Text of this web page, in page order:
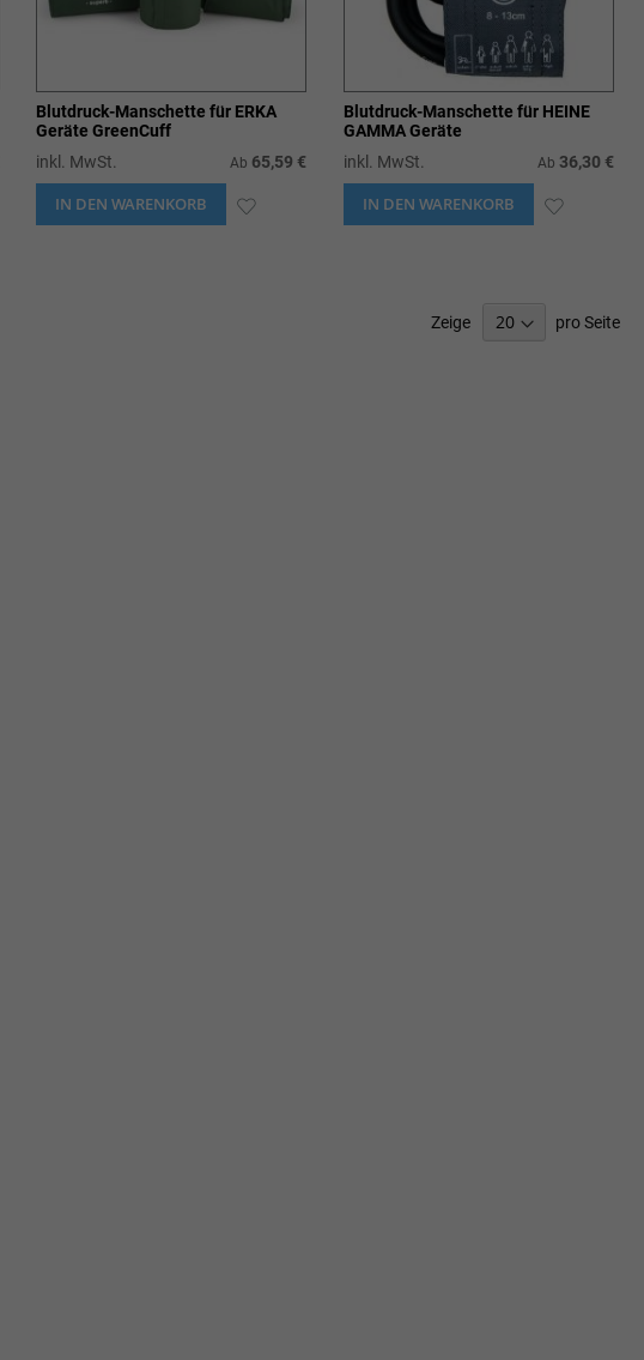
Blutdruck-Manschette für ERKA
Geräte GreenCuff
inkl. MwSt.
Ab 65,59 €
IN DEN WARENKORB
Blutdruck-Manschette für HEINE
GAMMA Geräte
inkl. MwSt.
Ab 36,30 €
IN DEN WARENKORB
Zeige
pro Seite